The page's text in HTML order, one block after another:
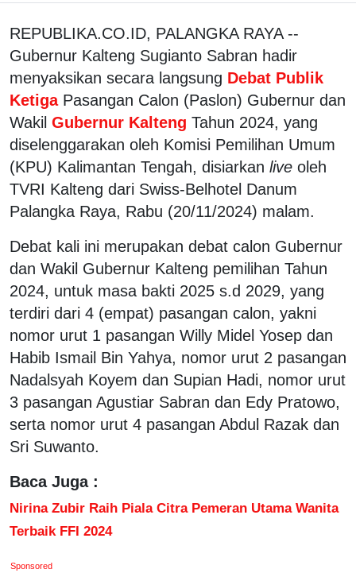
REPUBLIKA.CO.ID, PALANGKA RAYA --
Gubernur Kalteng Sugianto Sabran hadir
menyaksikan secara langsung Debat Publik
Ketiga Pasangan Calon (Paslon) Gubernur dan
Wakil Gubernur Kalteng Tahun 2024, yang
diselenggarakan oleh Komisi Pemilihan Umum
(KPU) Kalimantan Tengah, disiarkan live oleh
TVRI Kalteng dari Swiss-Belhotel Danum
Palangka Raya, Rabu (20/11/2024) malam.
Debat kali ini merupakan debat calon Gubernur
dan Wakil Gubernur Kalteng pemilihan Tahun
2024, untuk masa bakti 2025 s.d 2029, yang
terdiri dari 4 (empat) pasangan calon, yakni
nomor urut 1 pasangan Willy Midel Yosep dan
Habib Ismail Bin Yahya, nomor urut 2 pasangan
Nadalsyah Koyem dan Supian Hadi, nomor urut
3 pasangan Agustiar Sabran dan Edy Pratowo,
serta nomor urut 4 pasangan Abdul Razak dan
Sri Suwanto.
Baca Juga :
Nirina Zubir Raih Piala Citra Pemeran Utama Wanita
Terbaik FFI 2024
Sponsored